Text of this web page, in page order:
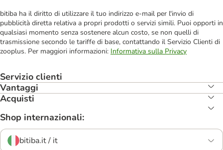
bitiba ha il diritto di utilizzare il tuo indirizzo e-mail per l'invio di
pubblicità diretta relativa a propri prodotti o servizi simili. Puoi opporti in
qualsiasi momento senza sostenere alcun costo, se non quelli di
trasmissione secondo le tariffe di base, contattando il Servizio Clienti di
zooplus. Per maggiori informazioni: Informativa sulla Privacy
Servizio clienti
Vantaggi
Acquisti
Shop internazionali:
bitiba.it / it